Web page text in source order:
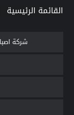
القائمة الرئيسية
‫شركة اصباغ